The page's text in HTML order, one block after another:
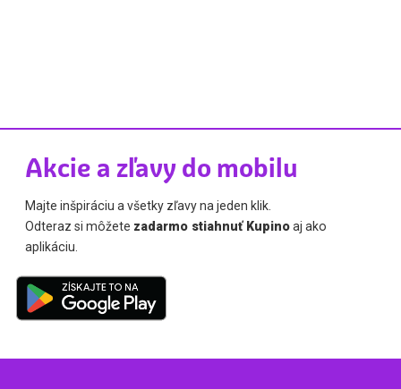
Akcie a zľavy do mobilu
Majte inšpiráciu a všetky zľavy na jeden klik.
Odteraz si môžete zadarmo stiahnuť Kupinoaj ako
aplikáciu.